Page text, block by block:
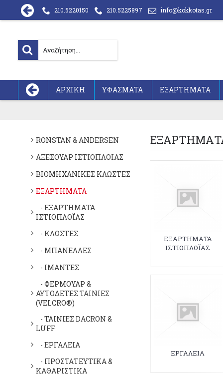
210.5220150 210.5225897 info@kokkotas.gr
ΑΡΧΙΚΗ ΥΦΑΣΜΑΤΑ ΕΞΑΡΤΗΜΑΤΑ
RONSTAN & ANDERSEN
ΑΞΕΣΟΥΑΡ ΙΣΤΙΟΠΛΟΙΑΣ
ΒΙΟΜΗΧΑΝΙΚΕΣ ΚΛΩΣΤΕΣ
ΕΞΑΡΤΗΜΑΤΑ
- ΕΞΑΡΤΗΜΑΤΑ
ΙΣΤΙΟΠΛΟΪΑΣ
- ΚΛΩΣΤΕΣ
- ΜΠΑΝΕΛΛΕΣ
- ΙΜΑΝΤΕΣ
- ΦΕΡΜΟΥΑΡ &
ΑΥΤΟΔΕΤΕΣ ΤΑΙΝΙΕΣ
(VELCRO®)
- ΤΑΙΝΙΕΣ DACRON &
LUFF
- ΕΡΓΑΛΕΙΑ
- ΠΡΟΣΤΑΤΕΥΤΙΚΑ &
ΚΑΘΑΡΙΣΤΙΚΑ
ΕΞΑΡΤΗΜΑΤΑ
ΙΣΤΙΟΠΛΟΪΑΣ
ΕΡΓΑΛΕΙΑ